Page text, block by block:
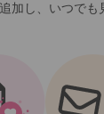
加し、いつでも